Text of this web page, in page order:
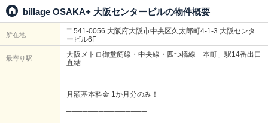
billage OSAKA+ 大阪センタービルの物件概要
所在地
〒541-0056 大阪府大阪市中央区久太郎町4-1-3 大阪センタ
ービル6F
最寄り駅
大阪メトロ御堂筋線・中央線・四つ橋線「本町」駅14番出口
直結
───────────────
月額基本料金 1か月分のみ！
───────────────